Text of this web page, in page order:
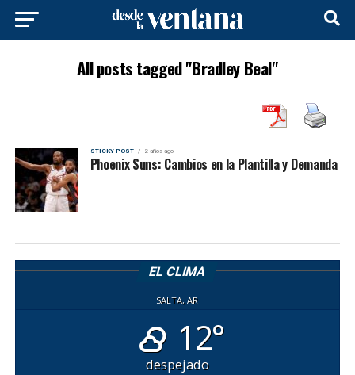
All posts tagged "Bradley Beal"
STICKY POST 2 años ago
Phoenix Suns: Cambios en la Plantilla y Demanda
EL CLIMA
SALTA, AR
12°
despejado